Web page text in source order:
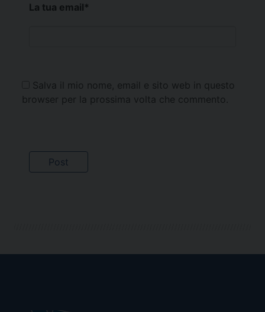
La tua email*
Salva il mio nome, email e sito web in questo
browser per la prossima volta che commento.